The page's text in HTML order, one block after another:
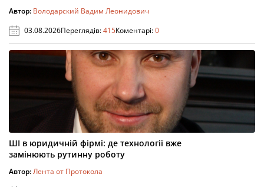
Автор: Володарский Вадим Леонидович
03.08.2026Переглядів:415Коментарі:0
ШІ в юридичній фірмі: де технології вже
замінюють рутинну роботу
Автор:Лента от Протокола